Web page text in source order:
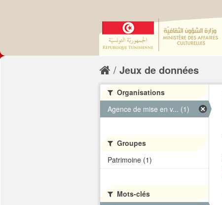
Jeux de données
Organisations
Agence de mise en v... (1)
Groupes
Patrimoine (1)
Mots-clés